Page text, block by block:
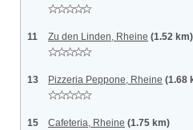
11 Zu den Linden, Rheine (1.52 km)
13 Pizzeria Peppone, Rheine (1.68
15 Cafeteria, Rheine (1.75 km)